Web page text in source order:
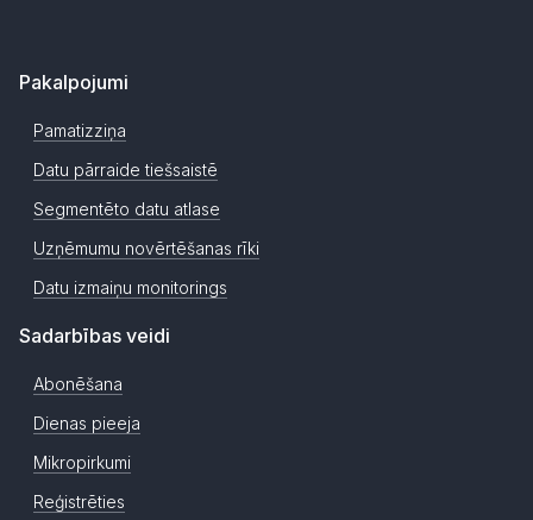
Pakalpojumi
Pamatizziņa
Datu pārraide tiešsaistē
Segmentēto datu atlase
Uzņēmumu novērtēšanas rīki
Datu izmaiņu monitorings
Sadarbības veidi
Abonēšana
Dienas pieeja
Mikropirkumi
Reģistrēties